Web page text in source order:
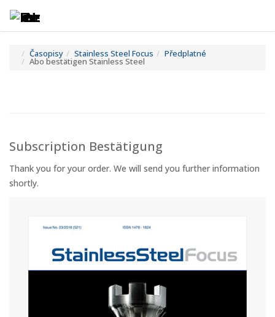
Časopisy Stainless Steel Focus Předplatné
Abo bestätigen Stainless Steel
Subscription Bestätigung
Thank you for your order. We will send you further information
shortly.